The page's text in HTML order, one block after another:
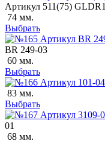
Артикул 511(75) GLDR1
74 мм.
Выбрать
BR 249-03
60 мм.
Выбрать
83 мм.
Выбрать
01
68 мм.